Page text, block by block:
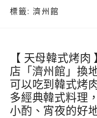
標籤: 濟州館
【 天母韓式烤
店「濟州館」換
可以吃到韓式烤
多經典韓式料理
小酌、宵夜的好